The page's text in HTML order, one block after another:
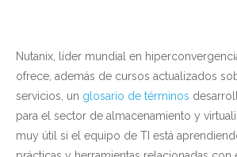
Nutanix, líder mundial en
ofrece, además de cursos actualizados
servicios, un glosario de términos
para el sector de almacenamiento y
muy útil si el equipo de TI está